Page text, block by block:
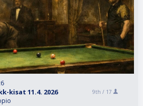
kisat 11.4. 2026 9th / 17